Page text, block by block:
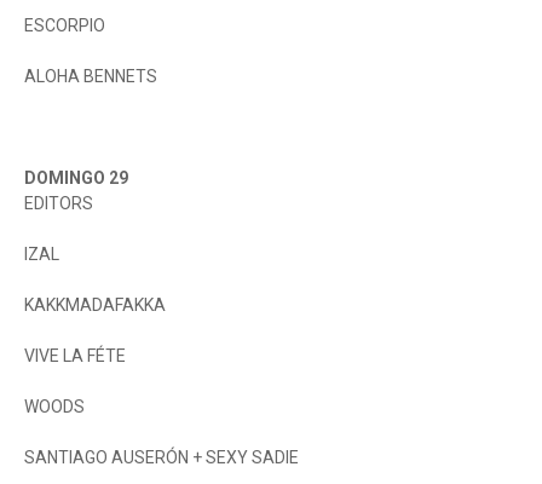
ESCORPIO
ALOHA BENNETS
DOMINGO 29
EDITORS
IZAL
KAKKMADAFAKKA
VIVE LA FÉTE
WOODS
SANTIAGO AUSERÓN + SEXY SADIE